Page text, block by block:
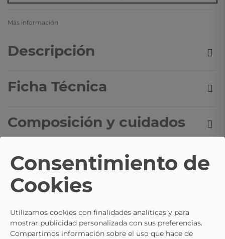
Más información
Descripción
Ficha Técnica
Composición y cuidados
TE PUEDE INTERESAR
28
29
27
29
Consentimiento de
Cookies
Utilizamos cookies con finalidades analíticas y para
mostrar publicidad personalizada con sus preferencias.
Compartimos información sobre el uso que hace de